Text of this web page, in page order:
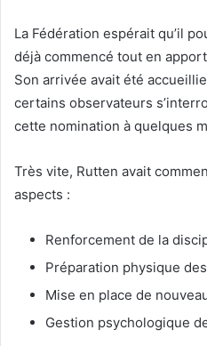
La Fédération espérait qu’il
déjà commencé tout en
Son arrivée avait été
certains observateurs
cette nomination à quelques
Très vite, Rutten avait
aspects :
Renforcement de la
Préparation physique
Mise en place de
Gestion psychologique